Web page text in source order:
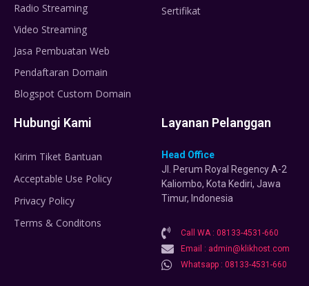
Radio Streaming
Video Streaming
Jasa Pembuatan Web
Pendaftaran Domain
Blogspot Custom Domain
Sertifikat
Hubungi Kami
Kirim Tiket Bantuan
Acceptable Use Policy
Privacy Policy
Terms & Conditons
Layanan Pelanggan
Head Office
Jl. Perum Royal Regency A-2
Kaliombo, Kota Kediri, Jawa
Timur, Indonesia
Call WA : 08133-4531-660
Email : admin@klikhost.com
Whatsapp : 08133-4531-660